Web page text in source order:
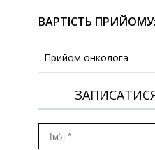
ВАРТІСТЬ ПРИЙОМУ:
Прийом онколога